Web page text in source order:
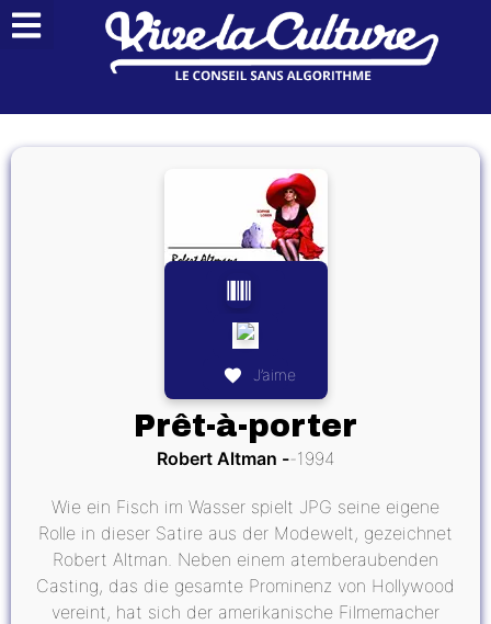
J’aime
Prêt-à-porter
Robert Altman 1994
Wie ein Fisch im Wasser spielt JPG seine eigene
Rolle in dieser Satire aus der Modewelt, gezeichnet
Robert Altman. Neben einem atemberaubenden
Casting, das die gesamte Prominenz von Hollywood
vereint, hat sich der amerikanische Filmemacher